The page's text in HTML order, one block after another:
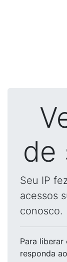
de
Seu IP
acessos
conosco.
Para liberar
responda